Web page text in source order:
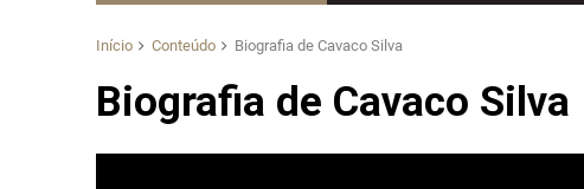
Início Conteúdo Biografia de Cavaco Silva
Biografia de Cavaco Silva